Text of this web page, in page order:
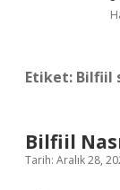
Etiket: Bilfiil
Bilfiil
Tarih: Aralık 28,